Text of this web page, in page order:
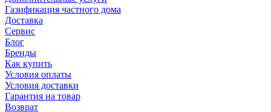
Газификация частного дома
Доставка
Сервис
Блог
Бренды
Как купить
Условия оплаты
Условия доставки
Гарантия на товар
Возврат